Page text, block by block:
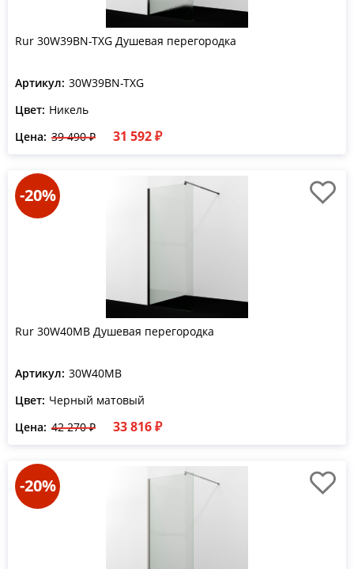
Rur 30W39BN-TXG Душевая перегородка
Артикул: 30W39BN-TXG
Цвет: Никель
Цена: 39 490 ₽ 31 592 ₽
-20%
Rur 30W40MB Душевая перегородка
Артикул: 30W40MB
Цвет: Черный матовый
Цена: 42 270 ₽ 33 816 ₽
-20%